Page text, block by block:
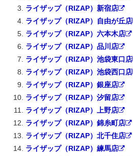
ライザップ（RIZAP）新宿店
ライザップ（RIZAP）自由が丘店
ライザップ（RIZAP）六本木店
ライザップ（RIZAP）品川店
ライザップ（RIZAP）池袋東口店
ライザップ（RIZAP）池袋西口店
ライザップ（RIZAP）銀座店
ライザップ（RIZAP）汐留店
ライザップ（RIZAP）上野店
ライザップ（RIZAP）錦糸町店
ライザップ（RIZAP）北千住店
ライザップ（RIZAP）練馬店